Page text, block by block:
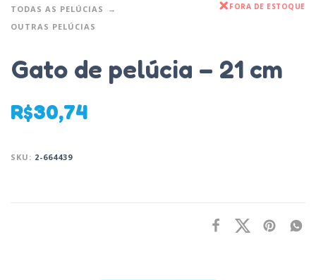
TODAS AS PELÚCIAS
OUTRAS PELÚCIAS
FORA DE ESTOQUE
Gato de pelúcia – 21 cm
R$30,74
SKU: 2-664439